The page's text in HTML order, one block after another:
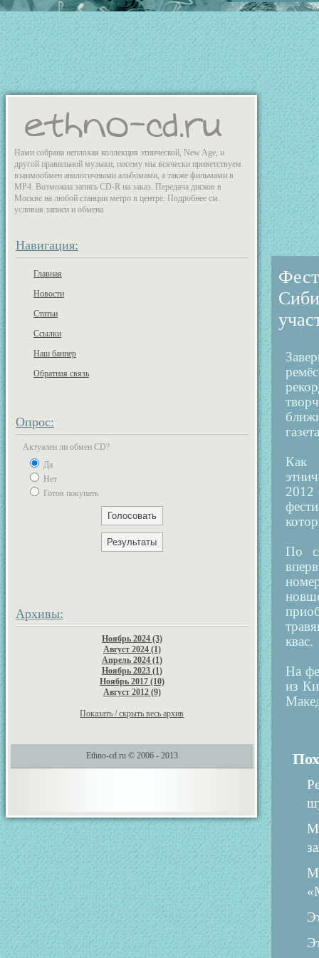
Нами собрана неплохая коллекция этнической, New Age, и
другой правильной музыки, посему мы всячески приветствуем
взаимообмен аналогичными альбомами, а также фильмами в
MP4. Возможна запись CD-R на заказ. Передача дисков в
Москве на любой станции метро в центре. Подробнее см.
условия записи и обмена
Навигация:
Главная
Новости
Статьи
Ссылки
Наш баннер
Обратная связь
Опрос:
Актуален ли обмен CD?
Да
Нет
Готов покупать
Архивы:
Ноябрь 2024 (3)
Август 2024 (1)
Апрель 2024 (1)
Ноябрь 2023 (1)
Ноябрь 2017 (10)
Август 2012 (9)
Показать / скрыть весь архив
Ethno-cd.ru © 2006 - 2013
Как
По
квас.
На
из